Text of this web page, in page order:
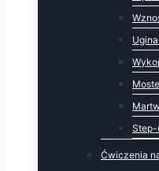
Step-
Ćwiczenia